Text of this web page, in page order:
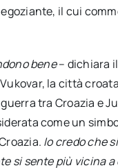
il cui
bene– dichiara
la città
tra Croazia e
come un
Io credo che
si sente più vicina